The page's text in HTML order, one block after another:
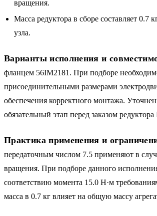
вращения.
Масса редуктора в сборе составляет 0.7
узла.
Варианты исполнения и
фланцем 56IM2181. При подборе
присоединительными размерами
обеспечения корректного монтажа.
обязательный этап перед заказом
Практика применения и
передаточным числом 7.5 применяют в
вращения. При подборе данного
соответствию момента 15.0 Н·м
масса в 0.7 кг влияет на общую массу